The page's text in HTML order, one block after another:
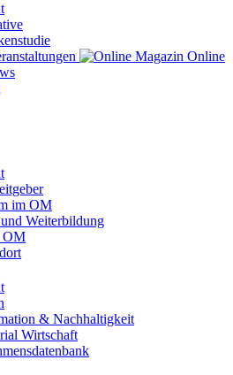
Online
im OM
Weiterbildung
OM
& Nachhaltigkeit
Wirtschaft